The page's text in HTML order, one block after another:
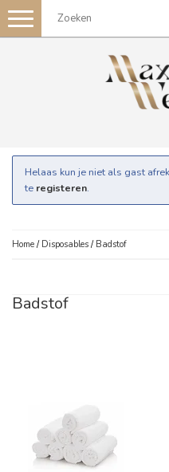
Toggle
navigation
Helaas kun je niet als gast
te registeren.
Home / Disposables / Badstof
Badstof